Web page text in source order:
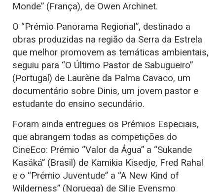
Monde” (França), de Owen Archinet.
O “Prémio Panorama Regional”, destinado a
obras produzidas na região da Serra da Estrela
que melhor promovem as temáticas ambientais,
seguiu para “O Último Pastor de Sabugueiro”
(Portugal) de Laurène da Palma Cavaco, um
documentário sobre Dinis, um jovem pastor e
estudante do ensino secundário.
Foram ainda entregues os Prémios Especiais,
que abrangem todas as competições do
CineEco: Prémio “Valor da Água” a “Sukande
Kasáká” (Brasil) de Kamikia Kisedje, Fred Rahal
e o “Prémio Juventude” a “A New Kind of
Wilderness” (Noruega) de Silje Evensmo